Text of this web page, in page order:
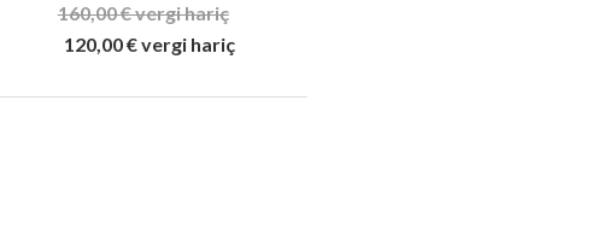
160,00 € vergi hariç
120,00 € vergi hariç